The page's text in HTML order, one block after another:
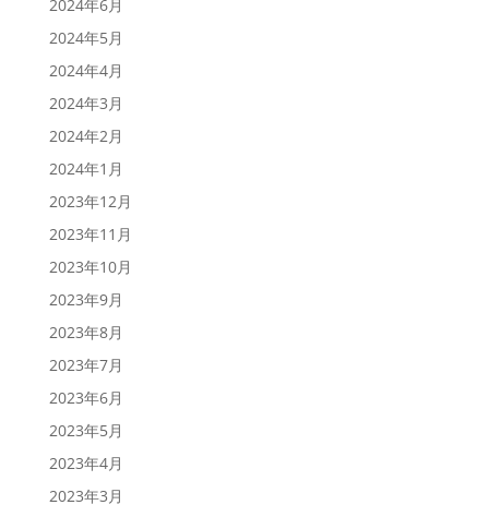
2024年6月
2024年5月
2024年4月
2024年3月
2024年2月
2024年1月
2023年12月
2023年11月
2023年10月
2023年9月
2023年8月
2023年7月
2023年6月
2023年5月
2023年4月
2023年3月